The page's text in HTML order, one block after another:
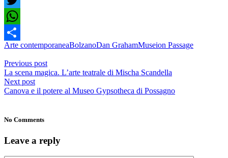
Twitter
WhatsApp
Condividi
Arte contemporaneaBolzanoDan GrahamMuseion Passage
Previous post
La scena magica. L’arte teatrale di Mischa Scandella
Next post
Canova e il potere al Museo Gypsotheca di Possagno
No Comments
Leave a reply